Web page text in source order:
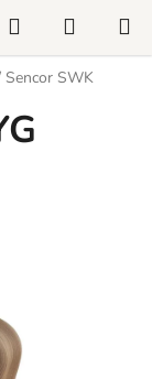
Hledat
KOŠÍK
Sencor SWK